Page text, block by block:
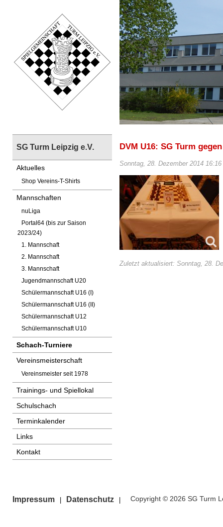
SG Turm Leipzig e.V.
Aktuelles
Shop Vereins-T-Shirts
Mannschaften
nuLiga
Portal64 (bis zur Saison
2023/24)
1. Mannschaft
2. Mannschaft
3. Mannschaft
Jugendmannschaft U20
Schülermannschaft U16 (I)
Schülermannschaft U16 (II)
Schülermannschaft U12
Schülermannschaft U10
Schach-Turniere
Vereinsmeisterschaft
Vereinsmeister seit 1978
Trainings- und Spiellokal
Schulschach
Terminkalender
Links
Kontakt
DVM U16: SG Turm
Sonntag, 28. Dezember 2014
Zuletzt aktualisiert: Sonntag, 28.
Impressum Datenschutz Copyright © 2026 SG Turm